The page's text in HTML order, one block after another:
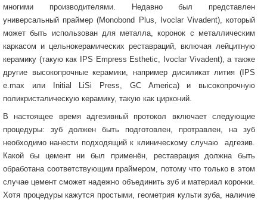
многими производителями. Недавно был представлен
универсальный праймер (Monobond Plus, Ivoclar Vivadent), который
может быть использован для металла, коронок с металлическим
каркасом и цельнокерамических реставраций, включая лейцитную
керамику (такую как IPS Empress Esthetic, Ivoclar Vivadent), а также
другие высокопрочные керамики, например дисиликат лития (IPS
e.max или Initial LiSi Press, GC America) и высокопрочную
поликристалическую керамику, такую как цирконий.
В настоящее время адгезивный протокол включает следующие
процедуры: зуб должен быть подготовлен, протравлен, на зуб
необходимо нанести подходящий к клиническому случаю адгезив.
Какой бы цемент ни был применён, реставрация должна быть
обработана соответствующим праймером, потому что только в этом
случае цемент сможет надежно объединить зуб и материал коронки.
Хотя процедуры кажутся простыми, геометрия культи зуба, наличие